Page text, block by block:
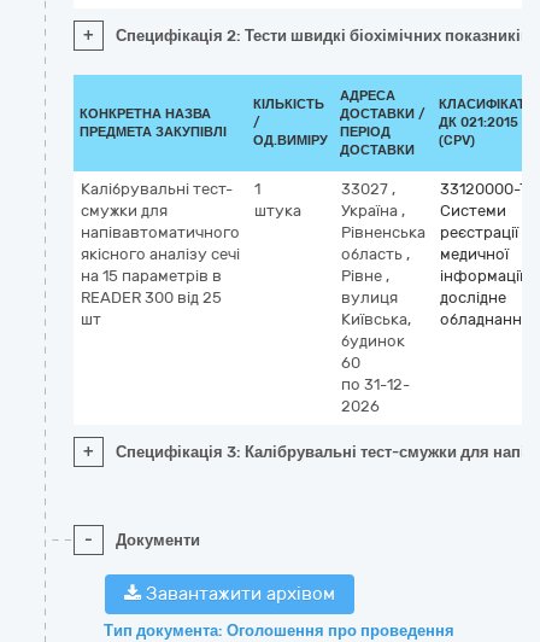
+ Специфікація 2: Тести швидкі біохімічних показників
КОНКРЕТНА НАЗВА
ПРЕДМЕТА ЗАКУПІВЛІ
КІЛЬКІСТЬ
/
ОД.ВИМІРУ
АДРЕСА
ДОСТАВКИ /
ПЕРІОД
ДОСТАВКИ
ДК 021:2015
(CPV)
Калібрувальні тест-
смужки для
напівавтоматичного
якісного аналізу сечі
на 15 параметрів в
READER 300 від 25
шт
1
штука
33027 ,
Україна ,
Рівненська
область ,
Рівне ,
вулиця
Київська,
будинок
60
по 31-12-
2026
33120000-7
Системи
реєстрації
медичної
інформації
дослідне
обладнання
+ Специфікація 3: Калібрувальні тест-смужки для
- Документи
Завантажити архівом
Тип документа: Оголошення про проведення